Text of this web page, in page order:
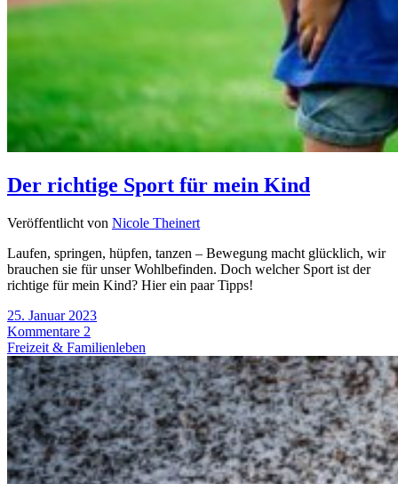
Der richtige Sport für mein Kind
Veröffentlicht von Nicole Theinert
Laufen, springen, hüpfen, tanzen – Bewegung macht glücklich, wir
brauchen sie für unser Wohlbefinden. Doch welcher Sport ist der
richtige für mein Kind? Hier ein paar Tipps!
25. Januar 2023
Kommentare 2
Freizeit & Familienleben